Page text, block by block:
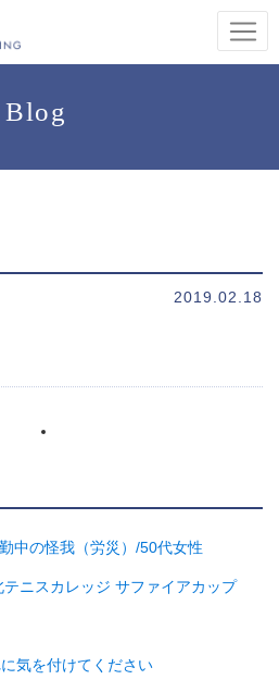
Blog
2019.02.18
中の怪我（労災）/50代女性
ニスカレッジ サファイアカップ
気を付けてください